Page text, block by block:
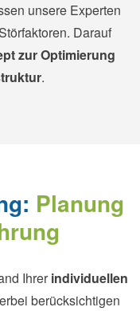
unsere Experten
Darauf
zur Optimierung
.
Planung
Ihrerindividuellen
berücksichtigen